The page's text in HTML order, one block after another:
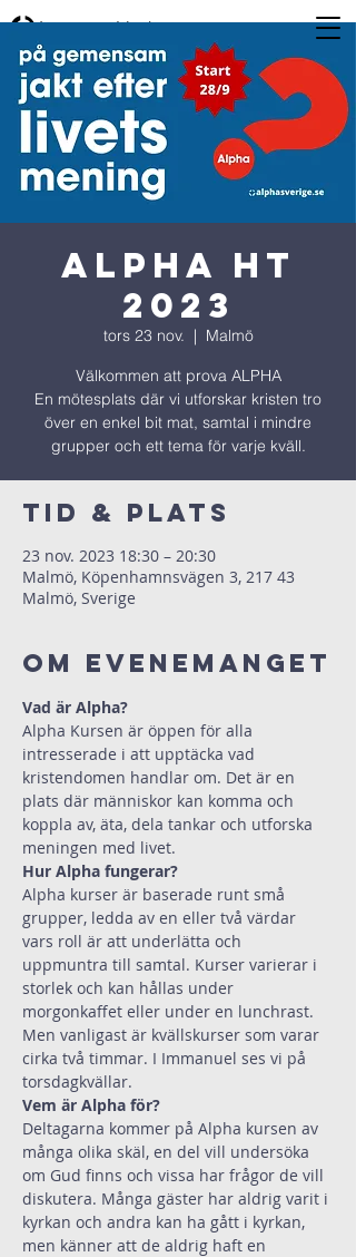
ALPHA ht
2023
tors 23 nov.
  |
Malmö
Välkommen att prova ALPHA
En mötesplats där vi utforskar kristen tro
över en enkel bit mat, samtal i mindre
grupper och ett tema för varje kväll.
Tid & Plats
23 nov. 2023 18:30 – 20:30
Malmö, Köpenhamnsvägen 3, 217 43
Malmö, Sverige
Om evenemanget
Vad är Alpha?
Alpha Kursen är öppen för alla
intresserade i att upptäcka vad
kristendomen handlar om. Det är en
plats där människor kan komma och
koppla av, äta, dela tankar och utforska
meningen med livet.
Hur Alpha fungerar?
Alpha kurser är baserade runt små
grupper, ledda av en eller två värdar
vars roll är att underlätta och
uppmuntra till samtal. Kurser varierar i
storlek och kan hållas under
morgonkaffet eller under en lunchrast.
Men vanligast är kvällskurser som varar
cirka två timmar. I Immanuel ses vi på
torsdagkvällar.
Vem är Alpha för?
Deltagarna kommer på Alpha kursen av
många olika skäl, en del vill undersöka
om Gud finns och vissa har frågor de vill
diskutera. Många gäster har aldrig varit i
kyrkan och andra kan ha gått i kyrkan,
men känner att de aldrig haft en